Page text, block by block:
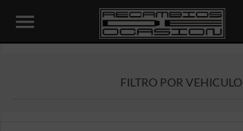

FILTRO POR VEHICULO